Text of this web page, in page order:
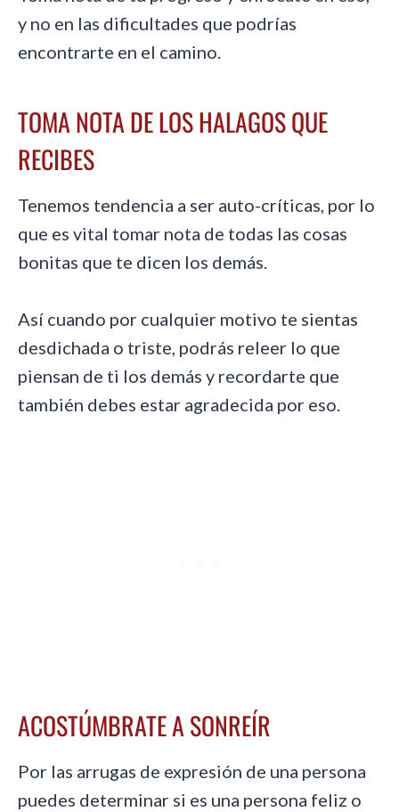
y no en las dificultades que podrías
encontrarte en el camino.
TOMA NOTA DE LOS HALAGOS QUE
RECIBES
Tenemos tendencia a ser auto-críticas, por lo
que es vital tomar nota de todas las cosas
bonitas que te dicen los demás.
Así cuando por cualquier motivo te sientas
desdichada o triste, podrás releer lo que
piensan de ti los demás y recordarte que
también debes estar agradecida por eso.
ACOSTÚMBRATE A SONREÍR
Por las arrugas de expresión de una persona
puedes determinar si es una persona feliz o